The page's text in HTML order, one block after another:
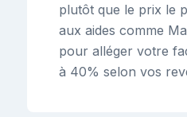
plutôt que le prix le
aux aides comme
pour alléger votre
à 40% selon vos